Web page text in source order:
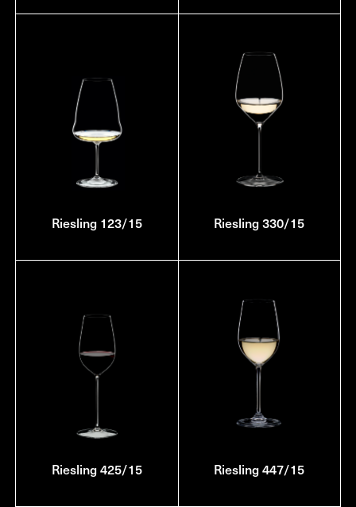
Riesling 123/15 Riesling 330/15
Riesling 425/15 Riesling 447/15